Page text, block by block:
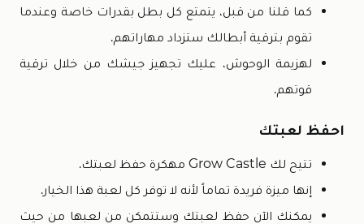
كما قلنا من قبل، يتمتع كل بطل بقدرات خاصة وعندما
تقوم بترقية أبطالك ستزداد مهاراتهم.
لهزيمة الوحوش، عليك تجهيز جيشك من خلال ترقية
قوتهم.
احفظ لعبتك
تتيح لك Grow Castle مهكرة حفظ لعبتك.
إنها ميزة فريدة تماماً لأنه لا توفر كل لعبة هذا الخيار.
يمكنك الآن حفظ لعبتك وستتمكن من لعبها من حيث